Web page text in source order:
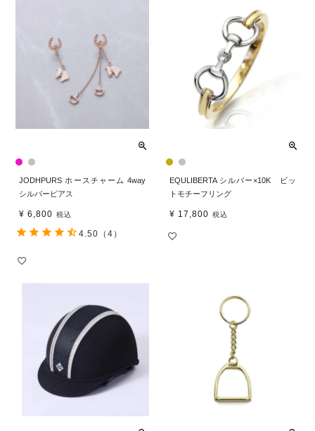
JODHPURS ホースチャーム 4way
シルバーピアス
¥ 6,800 税込
4.50 （4）
EQULIBERTA シルバー×10K ビッ
トモチーフリング
¥ 17,800 税込